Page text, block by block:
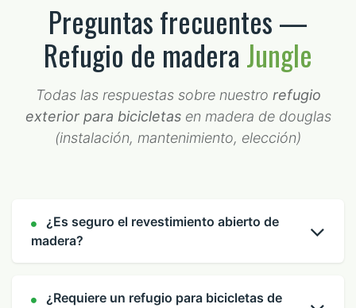
Preguntas frecuentes —
Refugio de maderaJungle
Todas las respuestas sobre nuestro refugio
exterior para bicicletasen madera de douglas
(instalación, mantenimiento, elección)
madera?